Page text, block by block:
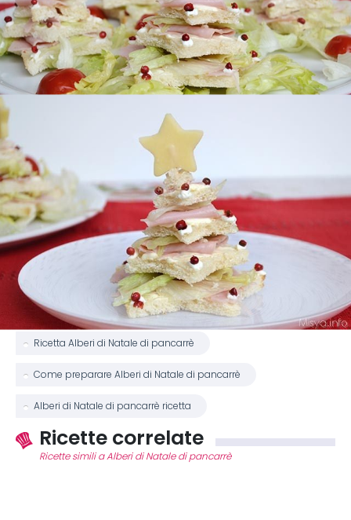
Ricetta Alberi di Natale di pancarrè
Come preparare Alberi di Natale di pancarrè
Alberi di Natale di pancarrè ricetta
Ricette correlate
Ricette simili a Alberi di Natale di pancarrè